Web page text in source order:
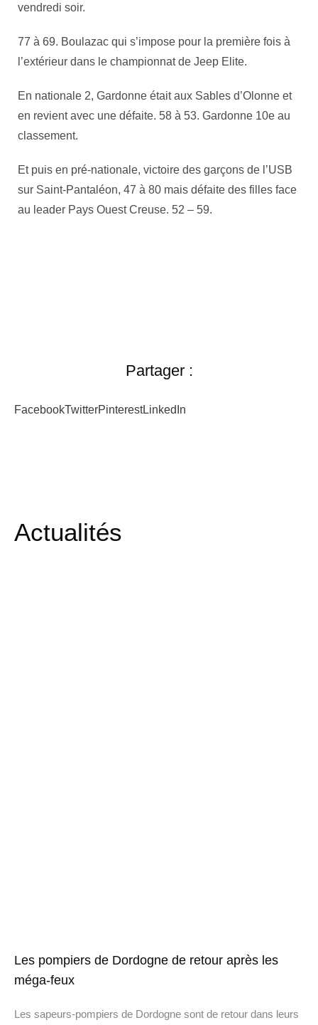
vendredi soir.
77 à 69. Boulazac qui s’impose pour la première fois à
l’extérieur dans le championnat de Jeep Elite.
En nationale 2, Gardonne était aux Sables d’Olonne et
en revient avec une défaite. 58 à 53. Gardonne 10e au
classement.
Et puis en pré-nationale, victoire des garçons de l’USB
sur Saint-Pantaléon, 47 à 80 mais défaite des filles face
au leader Pays Ouest Creuse. 52 – 59.
Partager :
FacebookTwitterPinterestLinkedIn
Actualités
Les pompiers de Dordogne de retour après les
méga-feux
Les sapeurs-pompiers de Dordogne sont de retour dans leurs